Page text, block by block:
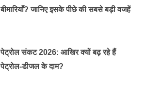
बीमारियाँ? जानिए इसके पीछे की सबसे बड़ी वजहें
पेट्रोल संकट 2026: आखिर क्यों बढ़ रहे हैं
पेट्रोल-डीजल के दाम?